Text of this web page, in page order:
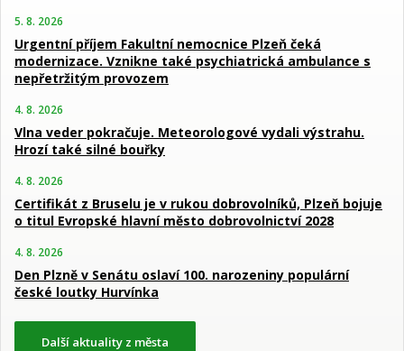
5. 8. 2026
Urgentní příjem Fakultní nemocnice Plzeň čeká
modernizace. Vznikne také psychiatrická ambulance s
nepřetržitým provozem
4. 8. 2026
Vlna veder pokračuje. Meteorologové vydali výstrahu.
Hrozí také silné bouřky
4. 8. 2026
Certifikát z Bruselu je v rukou dobrovolníků, Plzeň bojuje
o titul Evropské hlavní město dobrovolnictví 2028
4. 8. 2026
Den Plzně v Senátu oslaví 100. narozeniny populární
české loutky Hurvínka
Další aktuality z města